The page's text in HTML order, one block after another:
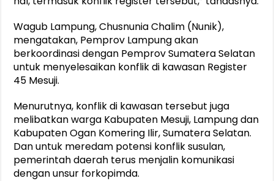
Wagub Lampung, Chusnunia Chalim (Nunik),
mengatakan, Pemprov Lampung akan
berkoordinasi dengan Pemprov Sumatera Selatan
untuk menyelesaikan konflik di kawasan Register
45 Mesuji.
Menurutnya, konflik di kawasan tersebut juga
melibatkan warga Kabupaten Mesuji, Lampung dan
Kabupaten Ogan Komering Ilir, Sumatera Selatan.
Dan untuk meredam potensi konflik susulan,
pemerintah daerah terus menjalin komunikasi
dengan unsur forkopimda.